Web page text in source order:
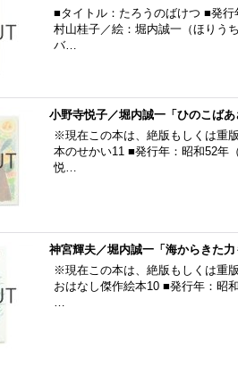
■タイトル：たろうのばけつ ■発
村山桂子／絵：堀内誠一（ほりう
バ…
小野寺悦子／堀内誠一「ひのこば
※現在この本は、絶版もしくは重
本のせかい11 ■発行年：昭和52
悦…
神宮輝夫／堀内誠一「海からきた
※現在この本は、絶版もしくは重
おはなし傑作絵本10 ■発行年：昭
…